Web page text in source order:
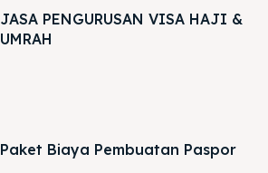
JASA PENGURUSAN VISA HAJI &
UMRAH
Paket Biaya Pembuatan Paspor